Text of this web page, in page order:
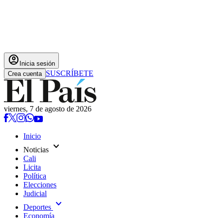
account_circle Inicia sesión
Crea cuenta SUSCRÍBETE
viernes, 7 de agosto de 2026
Inicio
Noticias expand_more
Cali
Licita
Política
Elecciones
Judicial
Deportes expand_more
Economía